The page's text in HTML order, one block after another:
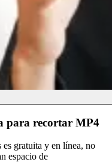
para recortar MP4
es gratuita y en línea, no
espacio de